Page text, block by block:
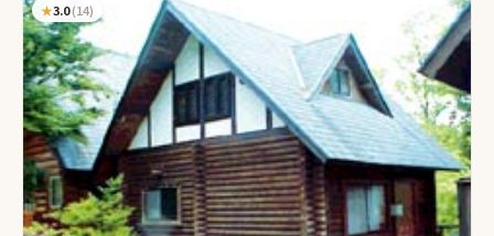
★3.0(14)